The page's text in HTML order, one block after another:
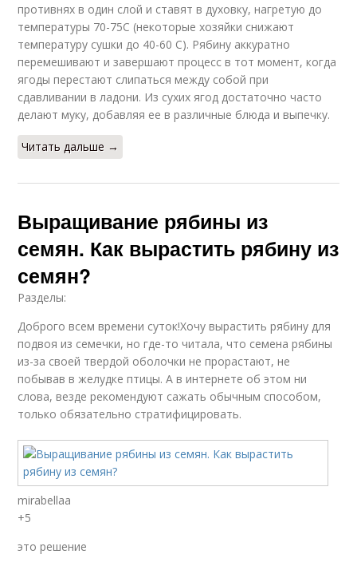
противнях в один слой и ставят в духовку, нагретую до
температуры 70-75С (некоторые хозяйки снижают
температуру сушки до 40-60 С). Рябину аккуратно
перемешивают и завершают процесс в тот момент, когда
ягоды перестают слипаться между собой при
сдавливании в ладони. Из сухих ягод достаточно часто
делают муку, добавляя ее в различные блюда и выпечку.
Читать дальше →
Выращивание рябины из
семян. Как вырастить рябину из
семян?
Разделы:
Доброго всем времени суток!Хочу вырастить рябину для
подвоя из семечки, но где-то читала, что семена рябины
из-за своей твердой оболочки не прорастают, не
побывав в желудке птицы. А в интернете об этом ни
слова, везде рекомендуют сажать обычным способом,
только обязательно стратифицировать.
mirabellaa
+5
это решение